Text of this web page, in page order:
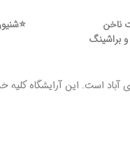
ناخن ⭐️
براشینگ
آباد است. این آرایشگاه کلیه